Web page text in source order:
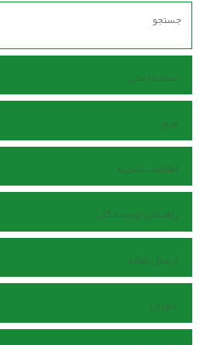
صفحه اصلی
مرور
اطلاعات نشریه
راهنمای نویسندگان
ارسال مقاله
داوران